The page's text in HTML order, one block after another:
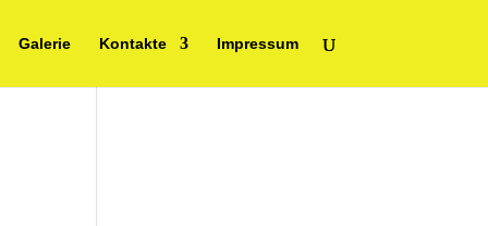
Galerie Kontakte Impressum